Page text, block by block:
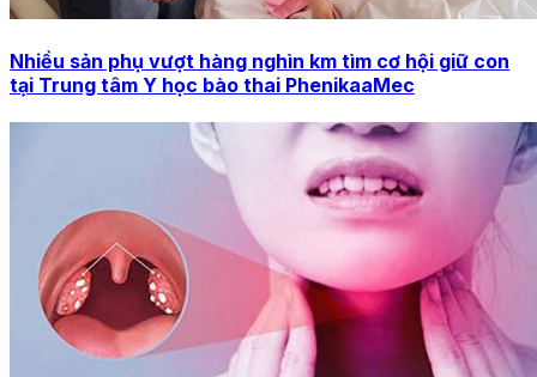
Nhiều sản phụ vượt hàng nghìn km tìm cơ hội giữ con
tại Trung tâm Y học bào thai PhenikaaMec